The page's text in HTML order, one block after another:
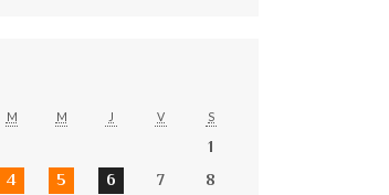
M M J V S
1
4 5 6 7
8